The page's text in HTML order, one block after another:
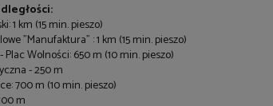
1 km (15 min. pieszo)
"Manufaktura" :1 km (15 min. pieszo)
Plac Wolności:650 m (10 min. pieszo)
- 250 m
700 m (10 min. pieszo)
m